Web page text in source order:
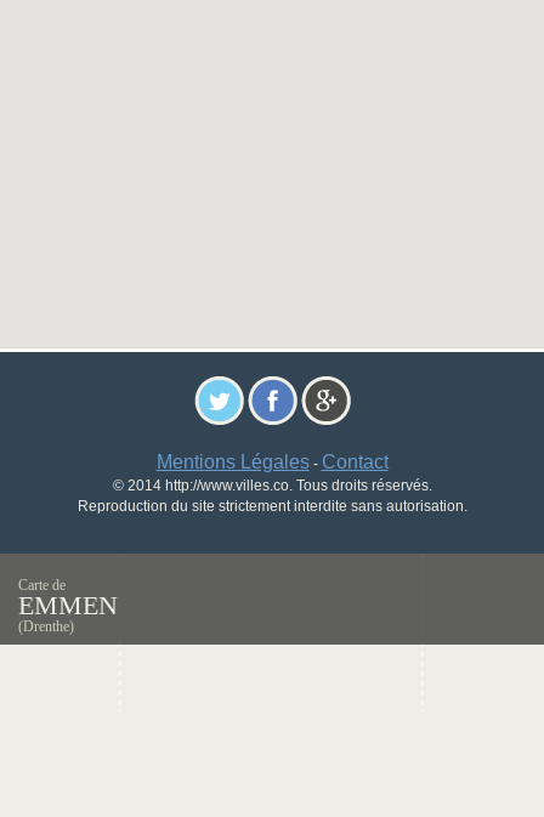
Mentions Légales- Contact
© 2014 http://www.villes.co. Tous droits réservés.
Reproduction du site strictement interdite sans autorisation.
Carte de
EMMEN
(Drenthe)